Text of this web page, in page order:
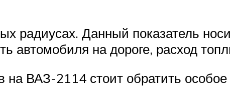
радиусах. Данный показатель
автомобиля на дороге, расход
ВАЗ-2114 стоит обратить